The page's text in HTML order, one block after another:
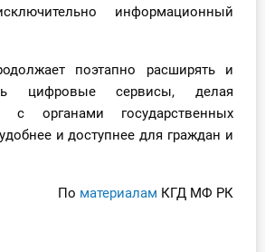
информационный
поэтапно расширять и
цифровые сервисы, делая
с органами государственных
и доступнее для граждан и
По материалам КГД МФ РК